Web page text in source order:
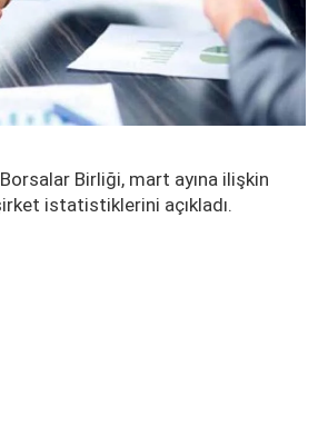
Birliği, mart ayına ilişkin
istatistiklerini açıkladı.